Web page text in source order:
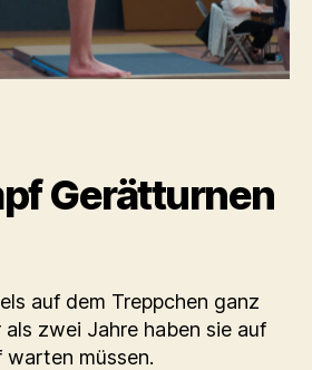
Gerätturnen
auf dem Treppchen ganz
zwei Jahre haben sie auf
müssen.